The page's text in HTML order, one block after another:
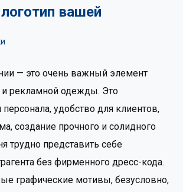
вашей
— это очень важный элемент
рекламной одежды. Это
удобство для клиентов,
создание прочного и солидного
трудно представить себе
без фирменного дресс-кода.
графические мотивы, безусловно,